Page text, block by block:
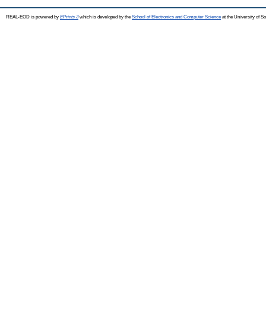
REAL-EOD is powered by EPrints 3which is developed by the School of Electronics and Computer Science at the University of